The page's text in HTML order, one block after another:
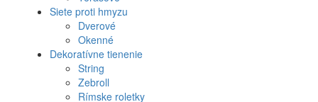
Siete proti hmyzu
Dverové
Okenné
Dekoratívne tienenie
String
Zebroll
Rímske roletky